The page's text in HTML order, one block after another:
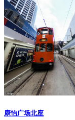
康怡广场北座